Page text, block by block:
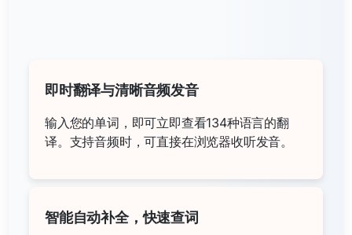
即时翻译与清晰音频发音
输入您的单词，即可立即查看134种语言的翻
译。支持音频时，可直接在浏览器收听发音。
智能自动补全，快速查词